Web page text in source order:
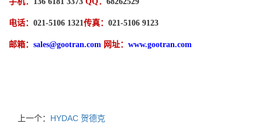
电话： 021-5106 1321传真： 021-5106 9123
邮箱： sales@gootran.com 网址： www.gootran.com
上一个： HYDAC 贺德克